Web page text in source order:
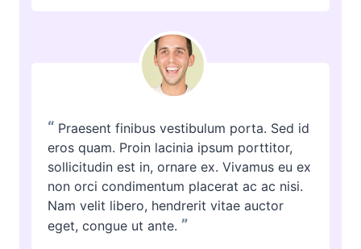
“ Praesent finibus vestibulum porta. Sed id
eros quam. Proin lacinia ipsum porttitor,
sollicitudin est in, ornare ex. Vivamus eu ex
non orci condimentum placerat ac ac nisi.
Nam velit libero, hendrerit vitae auctor
eget, congue ut ante. ”